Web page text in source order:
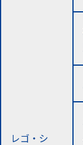
レゴ・シ